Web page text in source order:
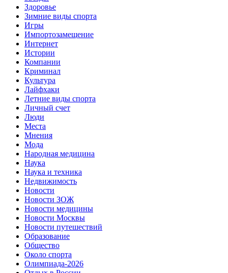
Здоровье
Зимние виды спорта
Игры
Импортозамещение
Интернет
Истории
Компании
Криминал
Культура
Лайфхаки
Летние виды спорта
Личный счет
Люди
Места
Мнения
Мода
Народная медицина
Наука
Наука и техника
Недвижимость
Новости
Новости ЗОЖ
Новости медицины
Новости Москвы
Новости путешествий
Образование
Общество
Около спорта
Олимпиада-2026